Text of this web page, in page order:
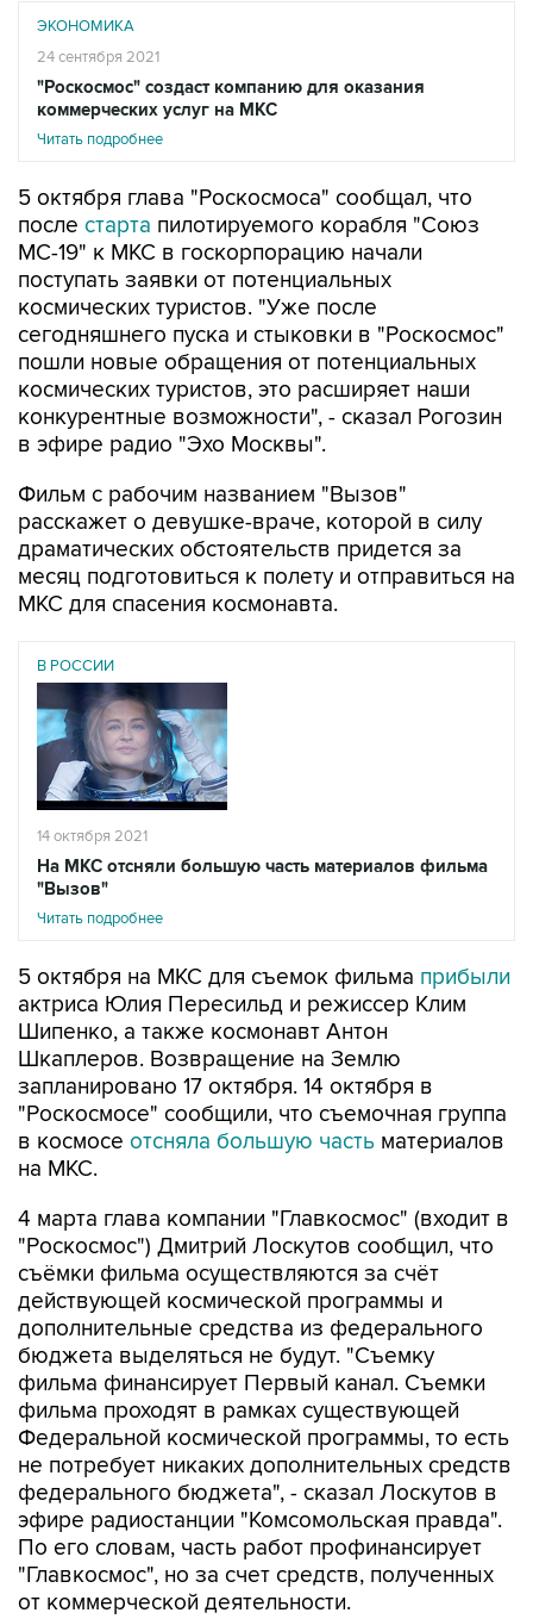
ЭКОНОМИКА
24 сентября 2021
"Роскосмос" создаст компанию для оказания
коммерческих услуг на МКС
Читать подробнее
5 октября глава "Роскосмоса" сообщал, что
после старта пилотируемого корабля "Союз
МС-19" к МКС в госкорпорацию начали
поступать заявки от потенциальных
космических туристов. "Уже после
сегодняшнего пуска и стыковки в "Роскосмос"
пошли новые обращения от потенциальных
космических туристов, это расширяет наши
конкурентные возможности", - сказал Рогозин
в эфире радио "Эхо Москвы".
Фильм с рабочим названием "Вызов"
расскажет о девушке-враче, которой в силу
драматических обстоятельств придется за
месяц подготовиться к полету и отправиться на
МКС для спасения космонавта.
В РОССИИ
14 октября 2021
На МКС отсняли большую часть материалов фильма
"Вызов"
Читать подробнее
5 октября на МКС для съемок фильма прибыли
актриса Юлия Пересильд и режиссер Клим
Шипенко, а также космонавт Антон
Шкаплеров. Возвращение на Землю
запланировано 17 октября. 14 октября в
"Роскосмосе" сообщили, что съемочная группа
в космосе отсняла большую часть материалов
на МКС.
4 марта глава компании "Главкосмос" (входит в
"Роскосмос") Дмитрий Лоскутов сообщил, что
съёмки фильма осуществляются за счёт
действующей космической программы и
дополнительные средства из федерального
бюджета выделяться не будут. "Съемку
фильма финансирует Первый канал. Съемки
фильма проходят в рамках существующей
Федеральной космической программы, то есть
не потребует никаких дополнительных средств
федерального бюджета", - сказал Лоскутов в
эфире радиостанции "Комсомольская правда".
По его словам, часть работ профинансирует
"Главкосмос", но за счет средств, полученных
от коммерческой деятельности.